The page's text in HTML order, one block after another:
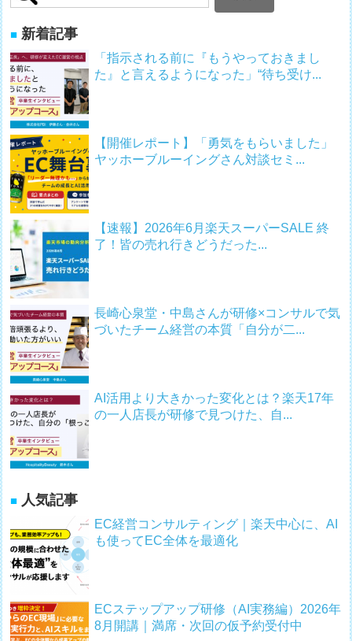
新着記事
「指示される前に『もうやっておきまし
た』と言えるようになった」“待ち受け...
【開催レポート】「勇気をもらいました」
ヤッホーブルーイングさん対談セミ...
【速報】2026年6月楽天スーパーSALE 終
了！皆の売れ行きどうだった...
長崎心泉堂・中島さんが研修×コンサルで気
づいたチーム経営の本質「自分が二...
AI活用より大きかった変化とは？楽天17年
の一人店長が研修で見つけた、自...
人気記事
EC経営コンサルティング｜楽天中心に、AI
も使ってEC全体を最適化
ECステップアップ研修（AI実務編）2026年
8月開講｜満席・次回の仮予約受付中